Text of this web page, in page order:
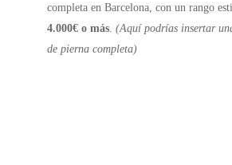
completa en Barcelona, con un rango
4.000€ o más. (Aquí podrías insertar
de pierna completa)